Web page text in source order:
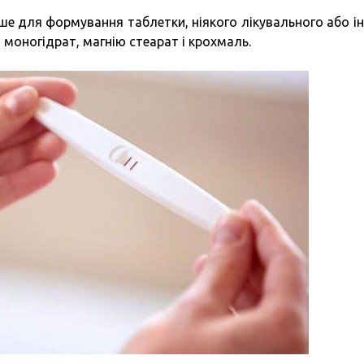
для формування таблетки, ніякого лікувального або
магнію стеарат і крохмаль.